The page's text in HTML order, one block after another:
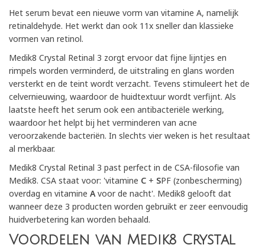
Het serum bevat een nieuwe vorm van vitamine A, namelijk
retinaldehyde. Het werkt dan ook 11x sneller dan klassieke
vormen van retinol.
Medik8 Crystal Retinal 3 zorgt ervoor dat fijne lijntjes en
rimpels worden verminderd, de uitstraling en glans worden
versterkt en de teint wordt verzacht. Tevens stimuleert het de
celvernieuwing, waardoor de huidtextuur wordt verfijnt. Als
laatste heeft het serum ook een antibacteriële werking,
waardoor het helpt bij het verminderen van acne
veroorzakende bacteriën. In slechts vier weken is het resultaat
al merkbaar.
Medik8 Crystal Retinal 3 past perfect in de CSA-filosofie van
Medik8. CSA staat voor: 'vitamine C + SPF (zonbescherming)
overdag en vitamine Avoor de nacht'. Medik8 gelooft dat
wanneer deze 3 producten worden gebruikt er zeer eenvoudig
huidverbetering kan worden behaald.
Voordelen van Medik8 Crystal